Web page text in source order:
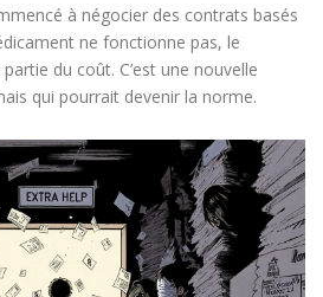
à négocier des contrats basés
ne fonctionne pas, le
du coût. C’est une nouvelle
qui pourrait devenir la norme.